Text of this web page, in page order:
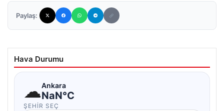
Paylaş:
Hava Durumu
☁Ankara
NaN°C
ŞEHIR SEÇ